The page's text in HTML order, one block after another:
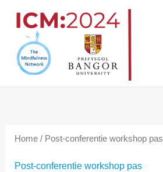
naar
inhoud
Home/ Post-conferentie workshop pas
Post-conferentie workshop pas